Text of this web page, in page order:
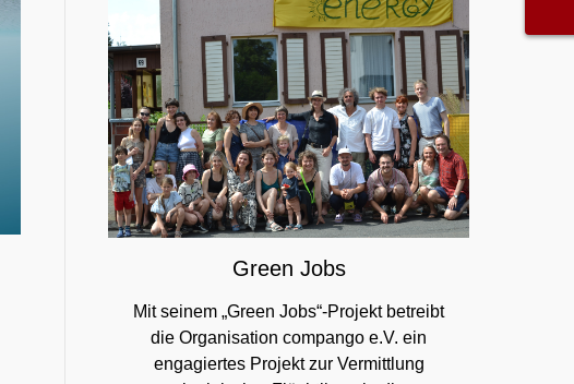
Green Jobs
Mit seinem „Green Jobs“-Projekt betreibt
die Organisation compango e.V. ein
engagiertes Projekt zur Vermittlung